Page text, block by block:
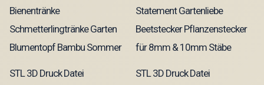
STL 3D Druck Datei
STL 3D Druck Datei